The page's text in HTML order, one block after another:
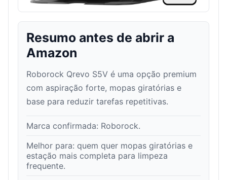
Resumo antes de abrir a
Amazon
Roborock Qrevo S5V é uma opção premium
com aspiração forte, mopas giratórias e
base para reduzir tarefas repetitivas.
Marca confirmada: Roborock.
Melhor para: quem quer mopas giratórias e
estação mais completa para limpeza
frequente.